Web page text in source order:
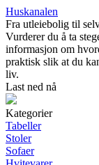
Huskanalen
Fra utleiebolig til
Vurderer du å ta
informasjon om
praktisk slik at du
liv.
Last ned nå
Kategorier
Tabeller
Stoler
Sofaer